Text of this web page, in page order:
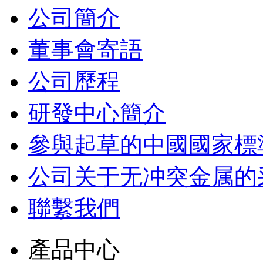
公司簡介
董事會寄語
公司歷程
研發中心簡介
參與起草的中國國家標
公司关于无冲突金属
聯繫我們
產品中心